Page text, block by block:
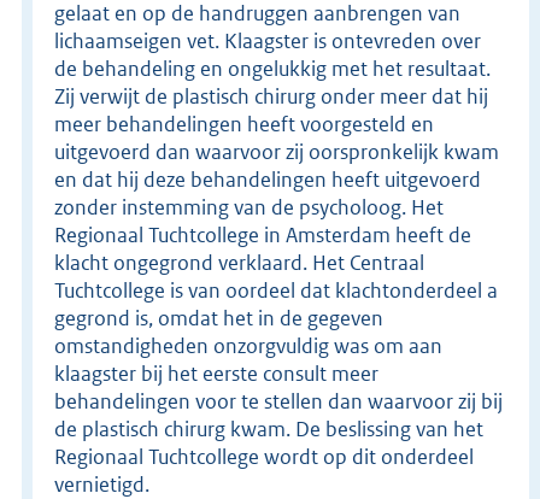
gelaat en op de handruggen aanbrengen van
lichaamseigen vet. Klaagster is ontevreden over
de behandeling en ongelukkig met het resultaat.
Zij verwijt de plastisch chirurg onder meer dat hij
meer behandelingen heeft voorgesteld en
uitgevoerd dan waarvoor zij oorspronkelijk kwam
en dat hij deze behandelingen heeft uitgevoerd
zonder instemming van de psycholoog. Het
Regionaal Tuchtcollege in Amsterdam heeft de
klacht ongegrond verklaard. Het Centraal
Tuchtcollege is van oordeel dat klachtonderdeel a
gegrond is, omdat het in de gegeven
omstandigheden onzorgvuldig was om aan
klaagster bij het eerste consult meer
behandelingen voor te stellen dan waarvoor zij bij
de plastisch chirurg kwam. De beslissing van het
Regionaal Tuchtcollege wordt op dit onderdeel
vernietigd.